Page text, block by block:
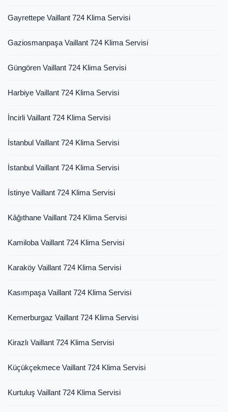
Gayrettepe Vaillant 724 Klima Servisi
Gaziosmanpaşa Vaillant 724 Klima Servisi
Güngören Vaillant 724 Klima Servisi
Harbiye Vaillant 724 Klima Servisi
İncirli Vaillant 724 Klima Servisi
İstanbul Vaillant 724 Klima Servisi
İstanbul Vaillant 724 Klima Servisi
İstinye Vaillant 724 Klima Servisi
Kâğıthane Vaillant 724 Klima Servisi
Kamiloba Vaillant 724 Klima Servisi
Karaköy Vaillant 724 Klima Servisi
Kasımpaşa Vaillant 724 Klima Servisi
Kemerburgaz Vaillant 724 Klima Servisi
Kirazlı Vaillant 724 Klima Servisi
Küçükçekmece Vaillant 724 Klima Servisi
Kurtuluş Vaillant 724 Klima Servisi